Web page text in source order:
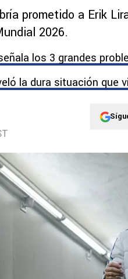
prometido a Erik
2026.
los 3 grandes
la dura situación que